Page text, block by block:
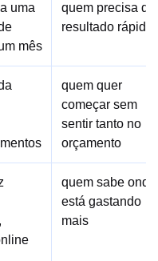
uma
mês
quem precisa de
resultado rápido
quem quer
começar sem
sentir tanto no
orçamento
quem sabe onde
está gastando
mais